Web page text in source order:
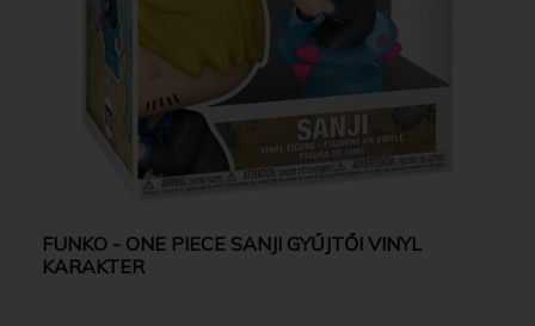
FUNKO - ONE PIECE SANJI GYŰJTŐI VINYL
KARAKTER